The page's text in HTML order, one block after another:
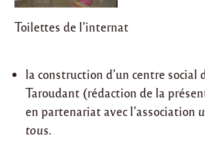
Toilettes de l’internat
la construction d’un centre social
Taroudant (rédaction de la
en partenariat avec l’association
tous.